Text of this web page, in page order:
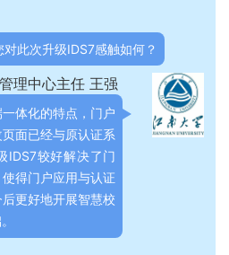
对此次升级IDS7感触如何？
理中心主任 王强
体化的特点，门户
面已经与原认证系
IDS7较好解决了门
得门户应用与认证
更好地开展智慧校